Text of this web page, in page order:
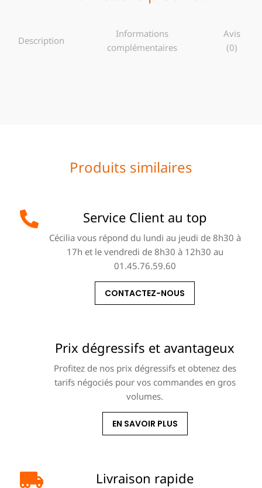
Description
Informations
complémentaires
Avis
(0)
Produits similaires
Service Client au top
Cécilia vous répond du lundi au jeudi de 8h30 à
17h et le vendredi de 8h30 à 12h30 au
01.45.76.59.60
CONTACTEZ-NOUS
Prix dégressifs et avantageux
Profitez de nos prix dégressifs et obtenez des
tarifs négociés pour vos commandes en gros
volumes.
EN SAVOIR PLUS
Livraison rapide